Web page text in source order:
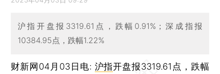
沪指开盘报3319.61点，跌幅0.91%；深成指报
10384.95点，跌幅1.22%
财新网04月03日电: 沪指开盘报3319.61点，跌幅